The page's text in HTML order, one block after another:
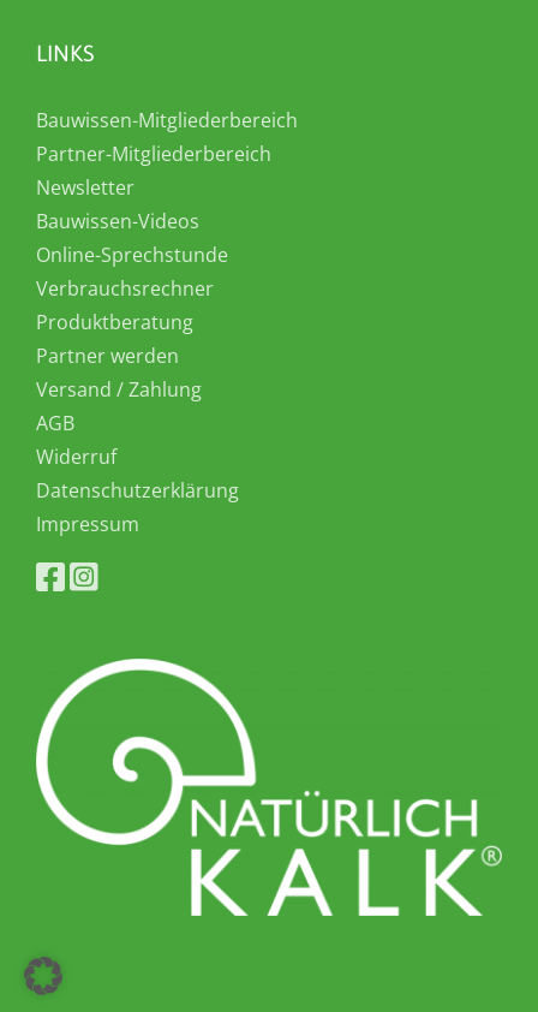
LINKS
Bauwissen-Mitgliederbereich
Partner-Mitgliederbereich
Newsletter
Bauwissen-Videos
Online-Sprechstunde
Verbrauchsrechner
Produktberatung
Partner werden
Versand / Zahlung
AGB
Widerruf
Datenschutzerklärung
Impressum